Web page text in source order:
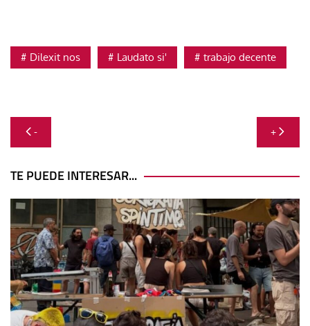
Dilexit nos Laudato si' trabajo decente
Navegación
de
entradas
- +
TE PUEDE INTERESAR...